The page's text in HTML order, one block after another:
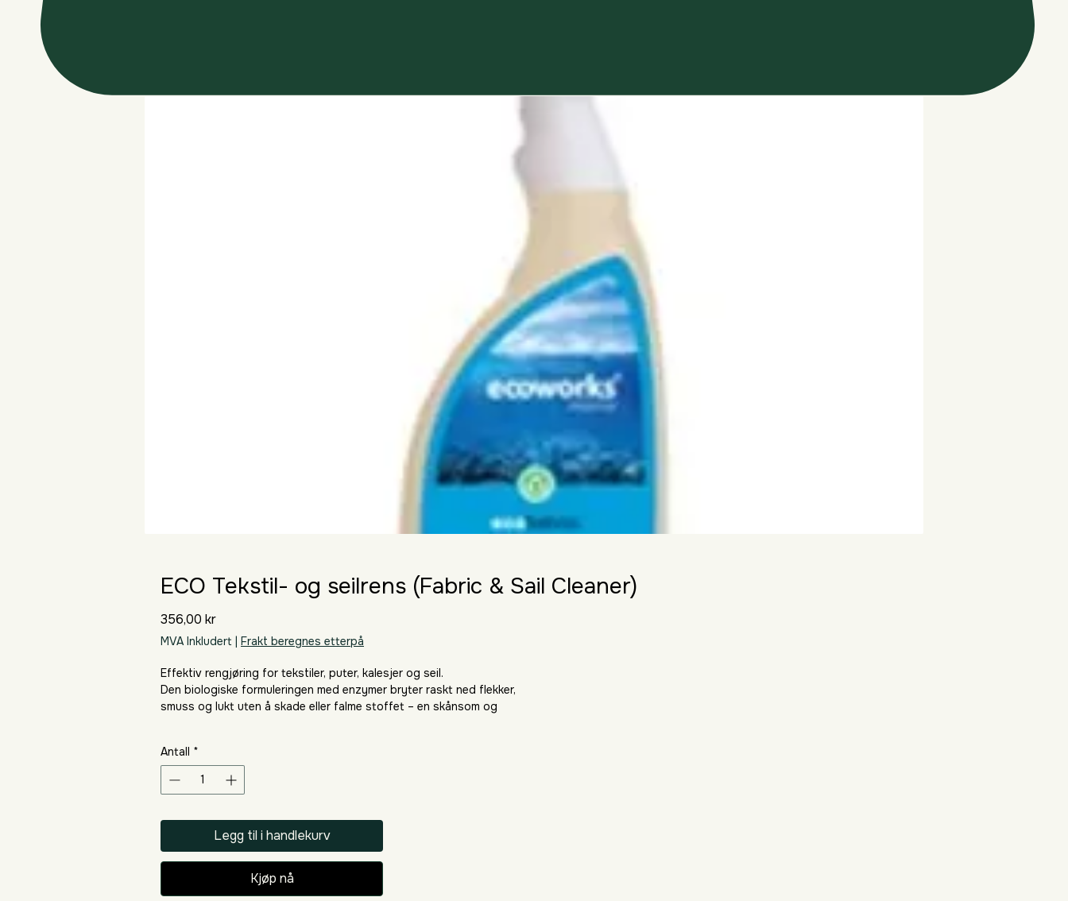
ECO Tekstil- og seilrens (Fabric & Sail Cleaner)
356,00 krPris
MVA Inkludert | Frakt beregnes etterpå
Effektiv rengjøring for tekstiler, puter, kalesjer og seil.
Den biologiske formuleringen med enzymer bryter raskt ned flekker,
smuss og lukt uten å skade eller falme stoffet – en skånsom og
Antall *
Legg til i handlekurv
Kjøp nå